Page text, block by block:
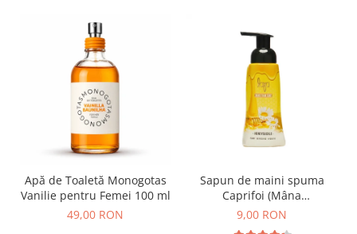
Apă de Toaletă Monogotas
Vanilie pentru Femei 100 ml
49,00 RON
Sapun de maini spuma
Caprifoi (Mâna
Maicii Domnului) 250 ml
9,00 RON